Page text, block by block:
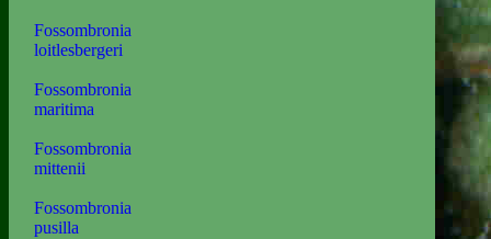
Fossombronia
loitlesbergeri
Fossombronia
maritima
Fossombronia
mittenii
Fossombronia
pusilla